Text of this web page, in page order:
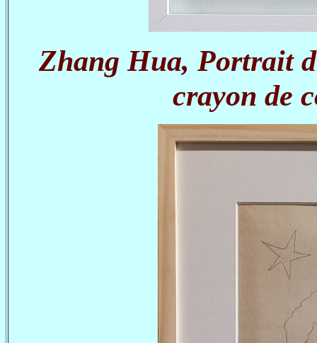
Zhang Hua, Portrait
crayon de